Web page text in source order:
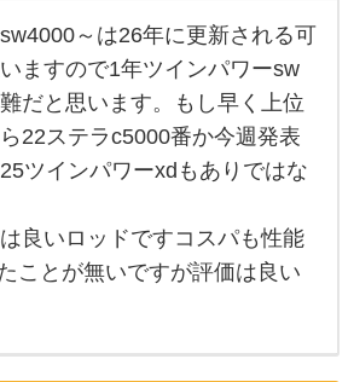
～は26年に更新される可
ますので1年ツインパワーsw
だと思います。もし早く上位
22ステラc5000番か今週発表
ツインパワーxdもありではな
良いロッドですコスパも性能
ことが無いですが評価は良い